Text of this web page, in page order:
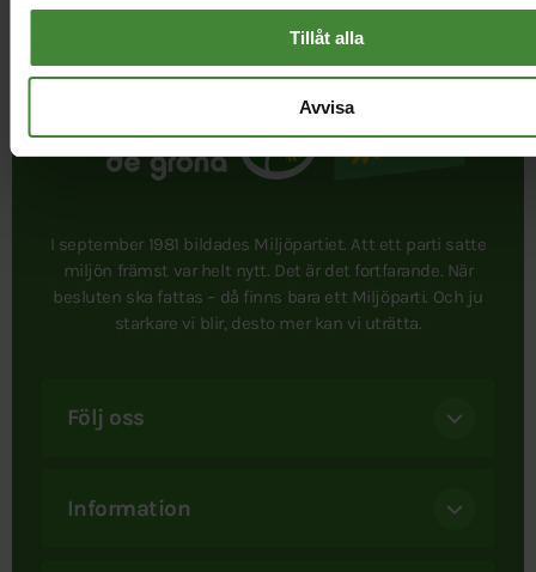
Tillåt alla
Avvisa
I september 1981 bildades Miljöpartiet. Att ett parti satte
miljön främst var helt nytt. Det är det fortfarande. När
besluten ska fattas – då finns bara ett Miljöparti. Och ju
starkare vi blir, desto mer kan vi uträtta.
Följ oss
Information